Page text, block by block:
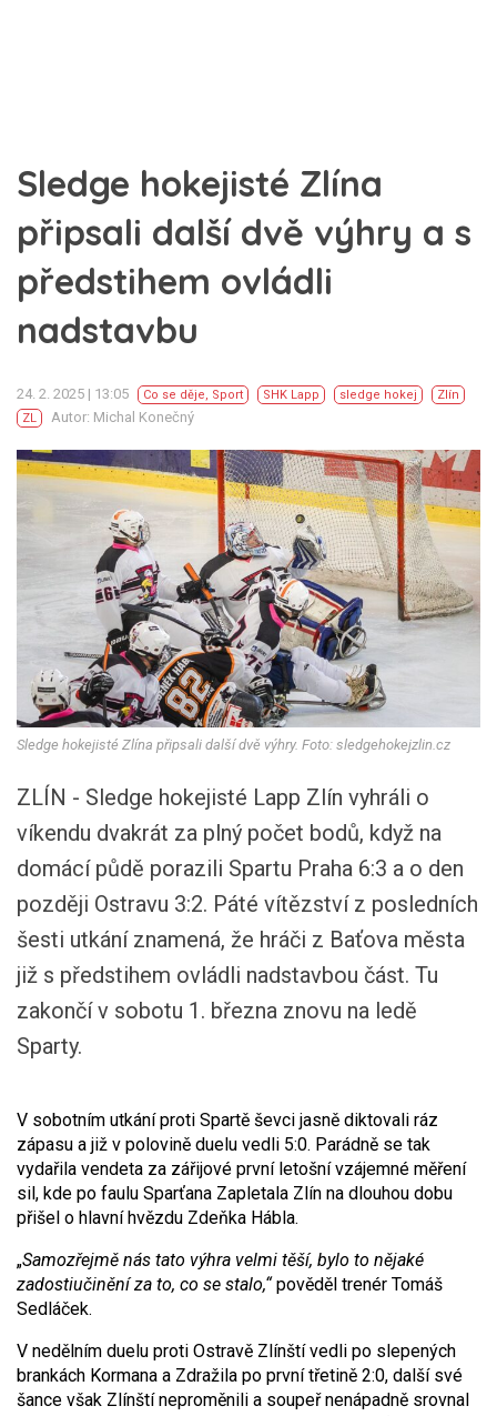
Sledge hokejisté Zlína
připsali další dvě výhry a s
předstihem ovládli
nadstavbu
24. 2. 2025 | 13:05 Co se děje, Sport SHK Lapp sledge hokej
Zlín
ZL
Autor: Michal Konečný
Sledge hokejisté Zlína připsali další dvě výhry. Foto: sledgehokejzlin.cz
ZLÍN - Sledge hokejisté Lapp Zlín vyhráli o
víkendu dvakrát za plný počet bodů, když na
domácí půdě porazili Spartu Praha 6:3 a o den
později Ostravu 3:2. Páté vítězství z posledních
šesti utkání znamená, že hráči z Baťova města
již s předstihem ovládli nadstavbou část. Tu
zakončí v sobotu 1. března znovu na ledě
Sparty.
V sobotním utkání proti Spartě ševci jasně diktovali ráz
zápasu a již v polovině duelu vedli 5:0. Parádně se tak
vydařila vendeta za zářijové první letošní vzájemné měření
sil, kde po faulu Sparťana Zapletala Zlín na dlouhou dobu
přišel o hlavní hvězdu Zdeňka Hábla.
„Samozřejmě nás tato výhra velmi těší, bylo to nějaké
zadostiučinění za to, co se stalo,“pověděl trenér Tomáš
Sedláček.
V nedělním duelu proti Ostravě Zlínští vedli po slepených
brankách Kormana a Zdražila po první třetině 2:0, další své
šance však Zlínští neproměnili a soupeř nenápadně srovnal